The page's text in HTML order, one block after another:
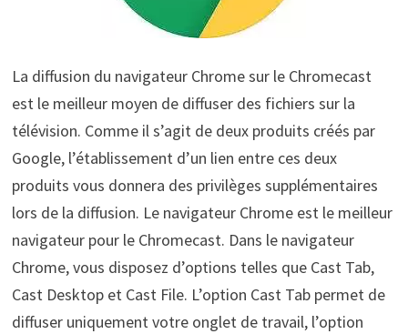
La diffusion du navigateur Chrome sur le Chromecast
est le meilleur moyen de diffuser des fichiers sur la
télévision. Comme il s’agit de deux produits créés par
Google, l’établissement d’un lien entre ces deux
produits vous donnera des privilèges supplémentaires
lors de la diffusion. Le navigateur Chrome est le meilleur
navigateur pour le Chromecast. Dans le navigateur
Chrome, vous disposez d’options telles que Cast Tab,
Cast Desktop et Cast File. L’option Cast Tab permet de
diffuser uniquement votre onglet de travail, l’option